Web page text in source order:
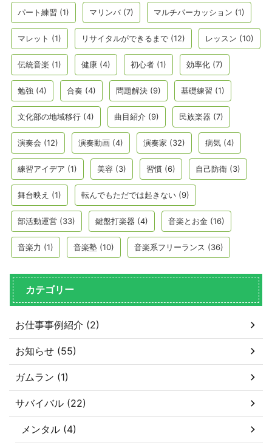
パート練習 (1) マリンバ(7) マルチパーカッション (1)
マレット (1) リサイタルができるまで (12) レッスン (10)
伝統音楽 (1) 健康 (4) 初心者 (1) 効率化 (7)
勉強 (4) 合奏 (4) 問題解決 (9) 基礎練習 (1)
文化部の地域移行 (4) 曲目紹介 (9) 民族楽器 (7)
演奏会 (12) 演奏動画 (4) 演奏家 (32) 病気 (4)
練習アイデア (1) 美容 (3) 習慣 (6) 自己防衛 (3)
舞台映え (1) 転んでもただでは起きない (9)
部活動運営 (33) 鍵盤打楽器 (4) 音楽とお金 (16)
音楽力 (1) 音楽塾 (10) 音楽系フリーランス (36)
カテゴリー
お仕事事例紹介 (2)
お知らせ (55)
ガムラン (1)
サバイバル (22)
メンタル (4)